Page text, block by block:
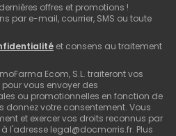
offres et promotions !
par e-mail, courrier, SMS ou toute
et consens au traitement
Ecom, S.L. traiteront vos
vous envoyer des
ou promotionnelles en fonction de
donnez votre consentement. Vous
et exercer vos droits reconnus par
l'adresse legal@docmorris.fr. Plus